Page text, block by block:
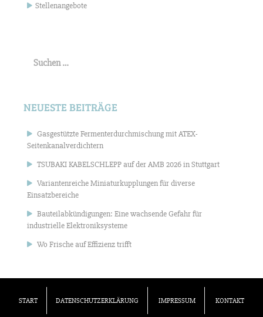
Stellenangebote
nach:
NEUESTE BEITRÄGE
Gasgestützte Fermenterdurchmischung mit ATEX-
Seitenkanalverdichtern
TSUBAKI KABELSCHLEPP auf der AMB 2026 in Stuttgart
Variantenreiche Miniaturkupplungen für diverse
Einsatzbereiche
Bauteilabkündigungen: Eine wachsende Gefahr für
industrielle Elektroniksysteme
Wo Frische auf Effizienz trifft
START DATENSCHUTZERKLÄRUNG IMPRESSUM KONTAKT